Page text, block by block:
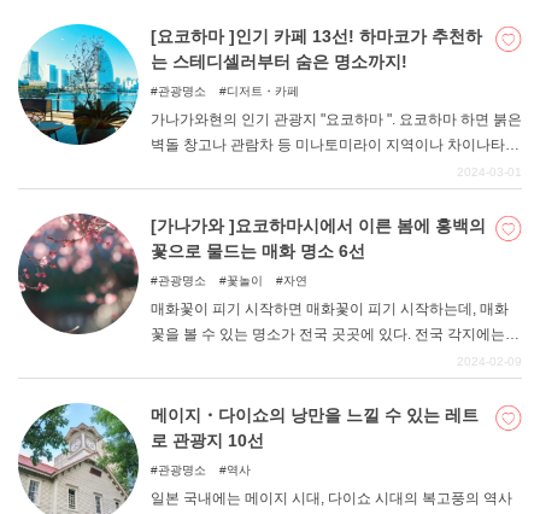
차만별이다. 관동지역에서 아름다운 꽃 수수를 즐길 수 있
는 사찰과 불각 10곳을 소개합니다.
[요코하마 ]인기 카페 13선! 하마코가 추천하
는 스테디셀러부터 숨은 명소까지!
관광명소 디저트・카페
가나가와현의 인기 관광지 "요코하마 ". 요코하마 하면 붉은
벽돌 창고나 관람차 등 미나토미라이 지역이나 차이나타운
등 세련된 이미지를 떠올리는 사람도 많을 것이다. 이번에
코하마에서 나고 자란 "하마코코"가 엄선하여 소개합니다!
대표 카페부터 숨은 명소까지 총 11곳을 소개하니, 마음에
드는 카페를 꼭 한번 방문해 보세요!
2024-03-01
[가나가와 ]요코하마시에서 이른 봄에 홍백의
꽃으로 물드는 매화 명소 6선
관광명소 꽃놀이 자연
매화꽃이 피기 시작하면 매화꽃이 피기 시작하는데, 매화
꽃을 볼 수 있는 명소가 전국 곳곳에 있다. 전국 각지에는
매력적인 매화 명소가 산재해 있다. 가나가와현에도 수많
엔, 네기시 삼림공원, 오쿠라야마 공원, 호도가야 공원, 요
코코다이 니시 공원, 어린이 나라 등 6곳을 소개한다.
2024-02-09
메이지・다이쇼의 낭만을 느낄 수 있는 레트
로 관광지 10선
관광명소 역사
일본 국내에는 메이지 시대, 다이쇼 시대의 복고풍의 역사